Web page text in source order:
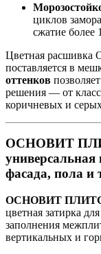
циклов
сжатие
Цветная
поставляется в
оттенков
решения — от
коричневых и
ОСНОВИТ
фасада, пола и
ОСНОВИТ
цветная затирка
заполнения
вертикальных и